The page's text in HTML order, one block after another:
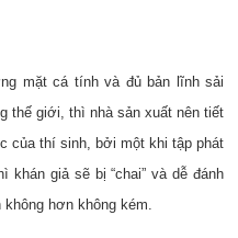
mặt cá tính và đủ bản lĩnh sải
thế giới, thì nhà sản xuất nên tiết
của thí sinh, bởi một khi tập phát
giả sẽ bị “chai” và dễ đánh
hơn không kém.